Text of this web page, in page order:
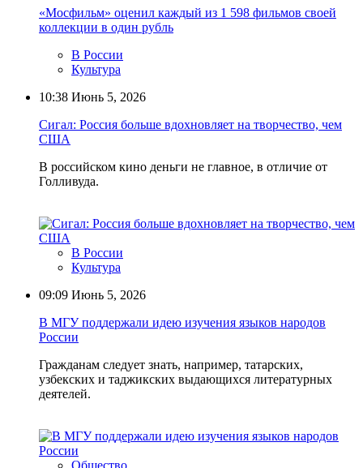
«Мосфильм» оценил каждый из 1 598 фильмов своей
коллекции в один рубль
В России
Культура
10:38 Июнь 5, 2026
Сигал: Россия больше вдохновляет на творчество, чем
США
В российском кино деньги не главное, в отличие от
Голливуда.
В России
Культура
09:09 Июнь 5, 2026
В МГУ поддержали идею изучения языков народов
России
Гражданам следует знать, например, татарских,
узбекских и таджикских выдающихся литературных
деятелей.